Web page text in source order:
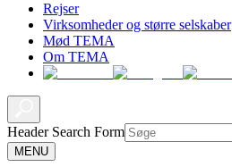
Rejser
Virksomheder og større selskaber
Mød TEMA
Om TEMA
Header Search Form
MENU